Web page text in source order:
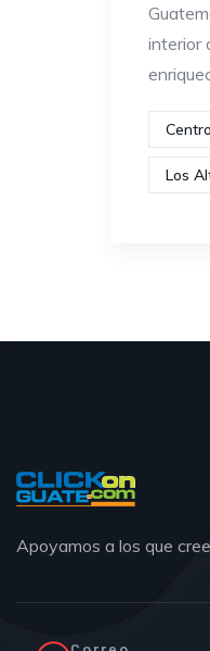
interior
Los
Apoyamos a los que